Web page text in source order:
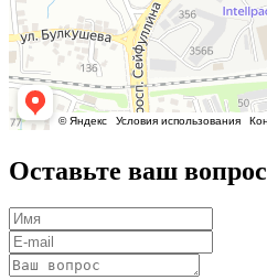
Оставьте ваш вопрос